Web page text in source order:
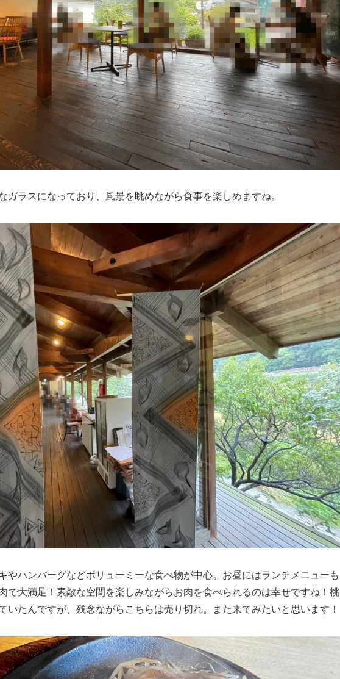
ガラスになっており、風景を眺めながら食事を楽しめますね。
やハンバーグなどボリューミーな食べ物が中心。お昼にはランチメニューも
で大満足！素敵な空間を楽しみながらお肉を食べられるのは幸せですね！桃
いたんですが、残念ながらこちらは売り切れ。また来てみたいと思います！